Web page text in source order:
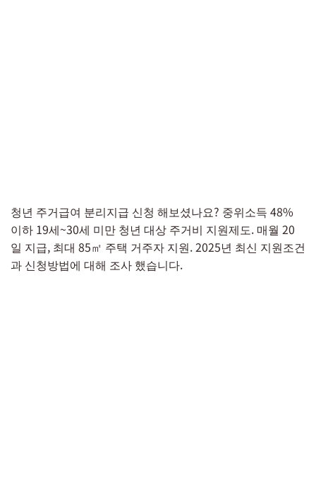
청년 주거급여 분리지급 신청 해보셨나요? 중위소득 48%
이하 19세~30세 미만 청년 대상 주거비 지원제도. 매월 20
일 지급, 최대 85㎡ 주택 거주자 지원. 2025년 최신 지원조건
과 신청방법에 대해 조사 했습니다.